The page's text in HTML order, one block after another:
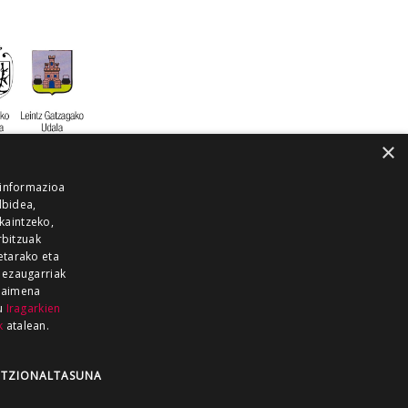
GUKA
GUKA ZUMAIA GUKA
×
eta
Iragarkien
atalean.